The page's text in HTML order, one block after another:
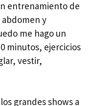
entrenamiento de
y
me hago un
minutos, ejercicios
vestir,
grandes shows a